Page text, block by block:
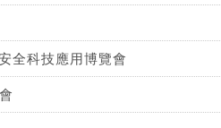
全科技應用博覽會